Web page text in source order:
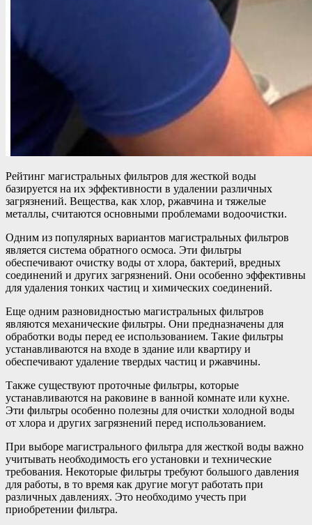
Рейтинг магистральных фильтров для жесткой воды
базируется на их эффективности в удалении различных
загрязнений. Вещества, как хлор, ржавчина и тяжелые
металлы, считаются основными проблемами водоочистки.
Одним из популярных вариантов магистральных фильтров
является система обратного осмоса. Эти фильтры
обеспечивают очистку воды от хлора, бактерий, вредных
соединений и других загрязнений. Они особенно эффективны
для удаления тонких частиц и химических соединений.
Еще одним разновидностью магистральных фильтров
являются механические фильтры. Они предназначены для
обработки воды перед ее использованием. Такие фильтры
устанавливаются на входе в здание или квартиру и
обеспечивают удаление твердых частиц и ржавчины.
Также существуют проточные фильтры, которые
устанавливаются на раковине в ванной комнате или кухне.
Эти фильтры особенно полезны для очистки холодной воды
от хлора и других загрязнений перед использованием.
При выборе магистрального фильтра для жесткой воды важно
учитывать необходимость его установки и технические
требования. Некоторые фильтры требуют большого давления
для работы, в то время как другие могут работать при
различных давлениях. Это необходимо учесть при
приобретении фильтра.